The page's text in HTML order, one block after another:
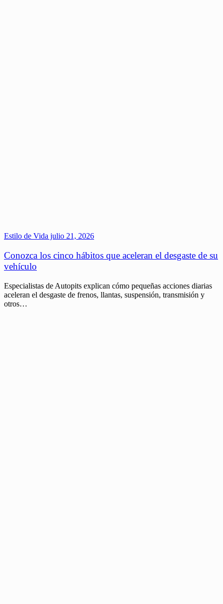
Estilo de Vida julio 21, 2026
Conozca los cinco hábitos que aceleran el desgaste de su
vehículo
Especialistas de Autopits explican cómo pequeñas acciones diarias
aceleran el desgaste de frenos, llantas, suspensión, transmisión y
otros…